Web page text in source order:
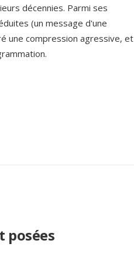
décennies. Parmi ses
(un message d'une
une compression agressive, et
posées